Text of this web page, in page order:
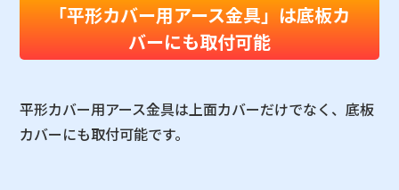
「平形カバー用アース金具」は底板カ
バーにも取付可能
平形カバー用アース金具は上面カバーだけでなく、底板
カバーにも取付可能です。